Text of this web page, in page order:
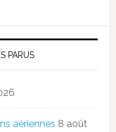
PARUS
aériennes 8 août